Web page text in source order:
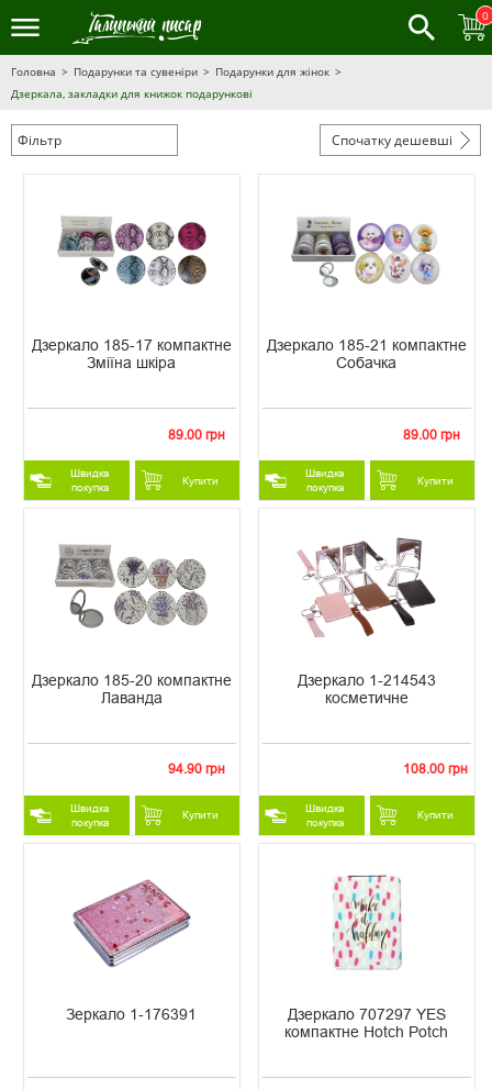
0
Головна Подарунки та сувеніри
Подарунки для жінок
Дзеркала, закладки для книжок подарункові
Фільтр Спочатку дешевші
Дзеркало 185-17 компактне
Зміїна шкіра
89.00 грн
Швидка
покупка
Купити
Дзеркало 185-21 компактне
Собачка
89.00 грн
Швидка
покупка
Купити
Дзеркало 185-20 компактне
Лаванда
94.90 грн
Швидка
покупка
Купити
Дзеркало 1-214543
косметичне
108.00 грн
Швидка
покупка
Купити
Зеркало 1-176391
Дзеркало 707297 YES
компактне Hotch Potch